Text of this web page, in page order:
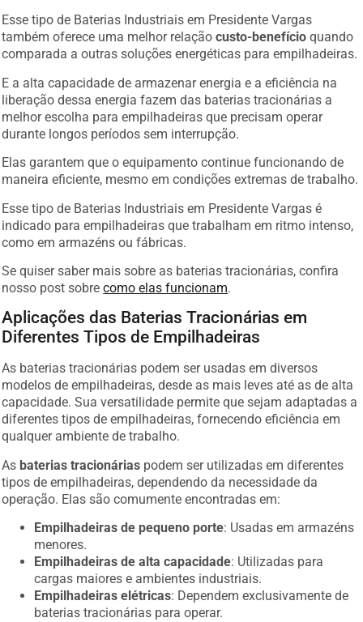
Esse tipo de Baterias Industriais em Presidente Vargas
também oferece uma melhor relaçãocusto-benefício quando
comparada a outras soluções energéticas para empilhadeiras.
E a alta capacidade de armazenar energia e a eficiência na
liberação dessa energia fazem das baterias tracionárias a
melhor escolha para empilhadeiras que precisam operar
durante longos períodos sem interrupção.
Elas garantem que o equipamento continue funcionando de
maneira eficiente, mesmo em condições extremas de trabalho.
Esse tipo de Baterias Industriais em Presidente Vargas é
indicado para empilhadeiras que trabalham em ritmo intenso,
como em armazéns ou fábricas.
Se quiser saber mais sobre as baterias tracionárias, confira
nosso post sobrecomo elas funcionam.
Aplicações das Baterias Tracionárias em
Diferentes Tipos de Empilhadeiras
As baterias tracionárias podem ser usadas em diversos
modelos de empilhadeiras, desde as mais leves até as de alta
capacidade. Sua versatilidade permite que sejam adaptadas a
diferentes tipos de empilhadeiras, fornecendo eficiência em
qualquer ambiente de trabalho.
As baterias tracionárias podem ser utilizadas em diferentes
tipos de empilhadeiras, dependendo da necessidade da
operação. Elas são comumente encontradas em:
Empilhadeiras de pequeno porte: Usadas em armazéns
menores.
Empilhadeiras de alta capacidade: Utilizadas para
cargas maiores e ambientes industriais.
Empilhadeiras elétricas: Dependem exclusivamente de
baterias tracionárias para operar.